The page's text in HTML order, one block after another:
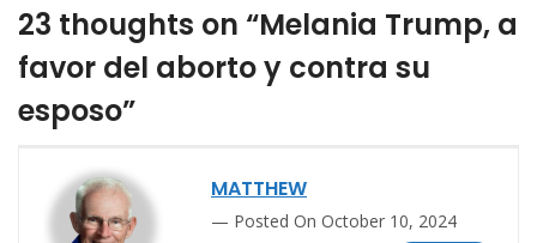
23 thoughts on “Melania Trump, a
favor del aborto y contra su
esposo”
MATTHEW
Posted On October 10, 2024